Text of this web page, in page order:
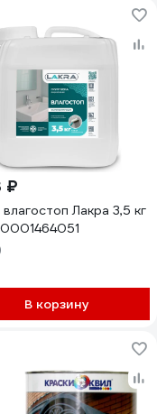
₽
Лакра 3,5 кг
В корзину